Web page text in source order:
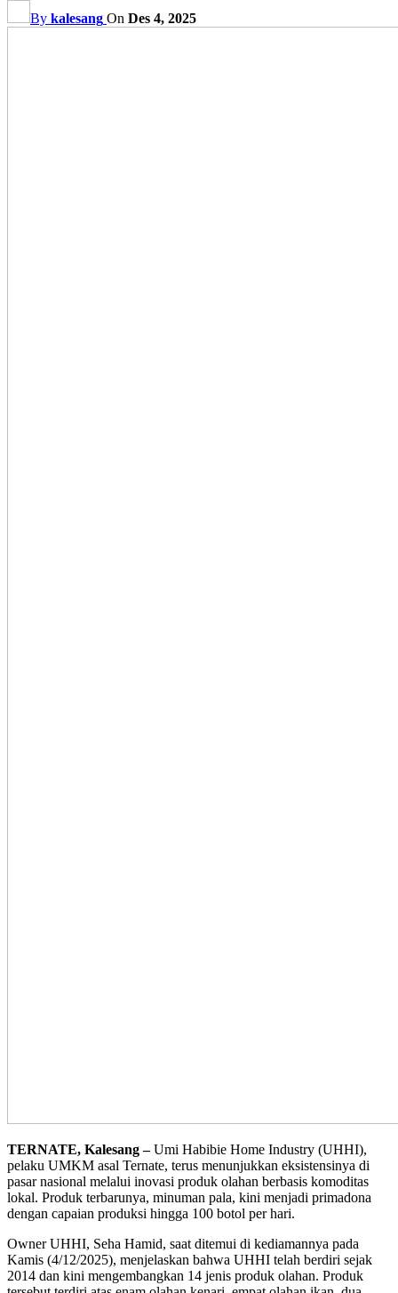
By kalesang On Des 4, 2025
TERNATE, Kalesang –Umi Habibie Home Industry (UHHI),
pelaku UMKM asal Ternate, terus menunjukkan eksistensinya di
pasar nasional melalui inovasi produk olahan berbasis komoditas
lokal. Produk terbarunya, minuman pala, kini menjadi primadona
dengan capaian produksi hingga 100 botol per hari.
Owner UHHI, Seha Hamid, saat ditemui di kediamannya pada
Kamis (4/12/2025), menjelaskan bahwa UHHI telah berdiri sejak
2014 dan kini mengembangkan 14 jenis produk olahan. Produk